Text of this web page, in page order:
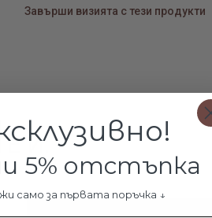
Талисманът – начин
собствената си
Различните видове бижута
начина, по който могат да се
Завърши визията с тези продукти
И:
5% отстъпка
само за първата поръчка ↓